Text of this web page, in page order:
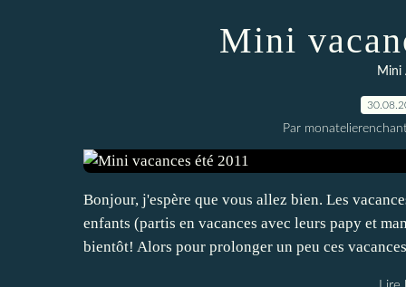
Mini
Mini
Par
Bonjour, j'espère que vous allez bien. Les
enfants (partis en vacances avec leurs papy et
bientôt! Alors pour prolonger un peu ces